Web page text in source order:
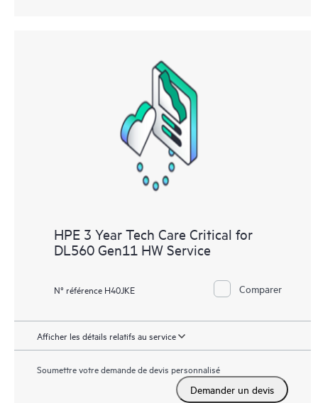
HPE 3 Year Tech Care Critical for
DL560 Gen11 HW Service
N° référence H40JKE Comparer
Afficher les détails relatifs au service
Soumettre votre demande de devis personnalisé
Demander un devis